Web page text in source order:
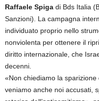
Raffaele Spiga di Bds Italia
Sanzioni). La campagna
individuato proprio nello
nonviolenta per ottenere il
diritto internazionale, che
decenni.
«Non chiediamo la
veniamo anche noi accusati,